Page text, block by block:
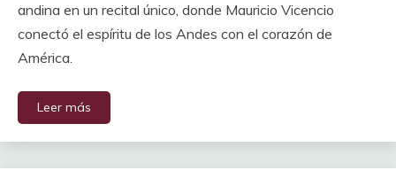
andina en un recital único, donde Mauricio Vicencio
conectó el espíritu de los Andes con el corazón de
América.
Leer más